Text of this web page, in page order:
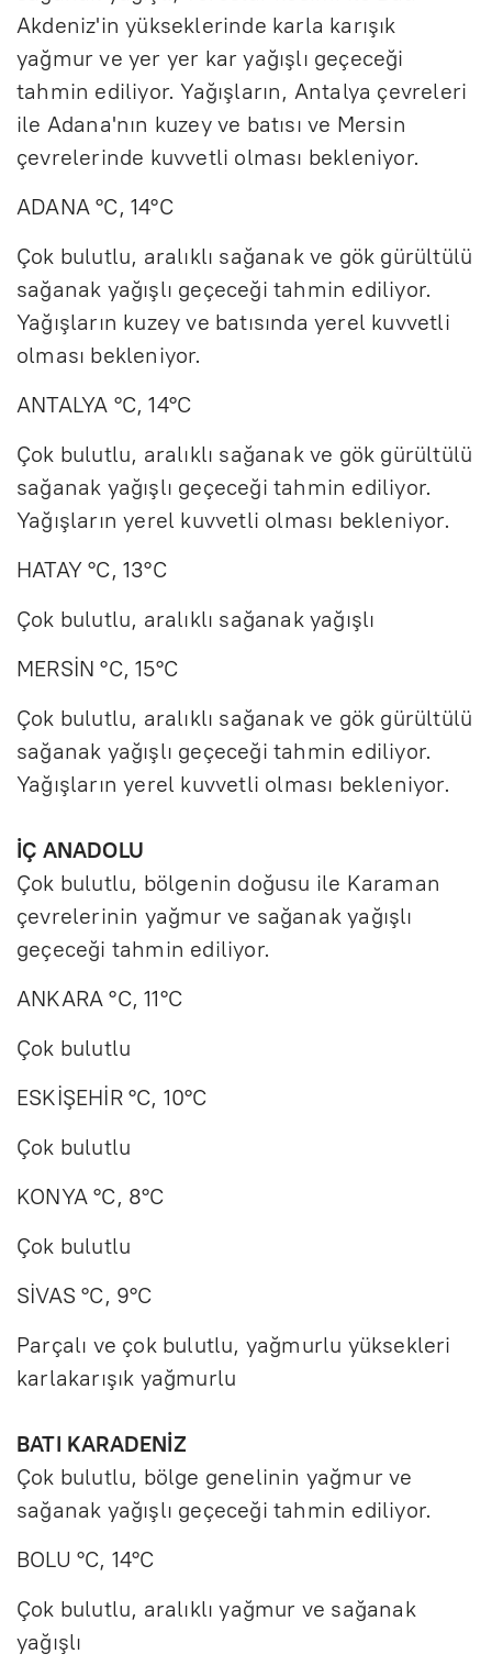
Akdeniz'in yükseklerinde karla karışık
yağmur ve yer yer kar yağışlı geçeceği
tahmin ediliyor. Yağışların, Antalya çevreleri
ile Adana'nın kuzey ve batısı ve Mersin
çevrelerinde kuvvetli olması bekleniyor.
ADANA °C, 14°C
Çok bulutlu, aralıklı sağanak ve gök gürültülü
sağanak yağışlı geçeceği tahmin ediliyor.
Yağışların kuzey ve batısında yerel kuvvetli
olması bekleniyor.
ANTALYA °C, 14°C
Çok bulutlu, aralıklı sağanak ve gök gürültülü
sağanak yağışlı geçeceği tahmin ediliyor.
Yağışların yerel kuvvetli olması bekleniyor.
HATAY °C, 13°C
Çok bulutlu, aralıklı sağanak yağışlı
MERSİN °C, 15°C
Çok bulutlu, aralıklı sağanak ve gök gürültülü
sağanak yağışlı geçeceği tahmin ediliyor.
Yağışların yerel kuvvetli olması bekleniyor.
İÇ ANADOLU
Çok bulutlu, bölgenin doğusu ile Karaman
çevrelerinin yağmur ve sağanak yağışlı
geçeceği tahmin ediliyor.
ANKARA °C, 11°C
Çok bulutlu
ESKİŞEHİR °C, 10°C
Çok bulutlu
KONYA °C, 8°C
Çok bulutlu
SİVAS °C, 9°C
Parçalı ve çok bulutlu, yağmurlu yüksekleri
karlakarışık yağmurlu
BATI KARADENİZ
Çok bulutlu, bölge genelinin yağmur ve
sağanak yağışlı geçeceği tahmin ediliyor.
BOLU °C, 14°C
Çok bulutlu, aralıklı yağmur ve sağanak
yağışlı